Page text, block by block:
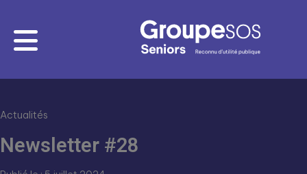
Actualités
Newsletter #28